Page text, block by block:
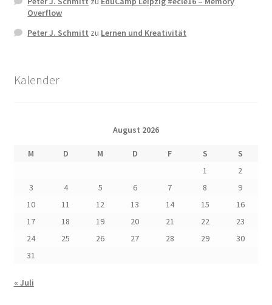
Overflow
Peter J. Schmitt zu Lernen und Kreativität
Kalender
August 2026
M D M D F S
S
1
2
3
4 5 6 7 8
9
10
11 12 13 14 15
16
17
18 19 20 21 22
23
24
25 26 27 28 29
30
31
« Juli